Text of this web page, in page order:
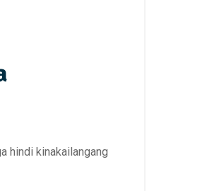
hindi kinakailangang